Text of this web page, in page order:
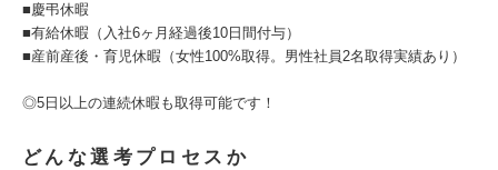
■慶弔休暇
■有給休暇（入社6ヶ月経過後10日間付与）
■産前産後・育児休暇（女性100%取得。男性社員2名取得実績あり）
◎5日以上の連続休暇も取得可能です！
どんな選考プロセスか